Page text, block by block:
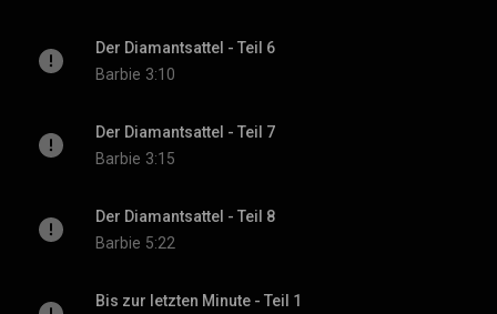
Der Diamantsattel - Teil 6
Barbie 3:10
Der Diamantsattel - Teil 7
Barbie 3:15
Der Diamantsattel - Teil 8
Barbie 5:22
Bis zur letzten Minute - Teil 1